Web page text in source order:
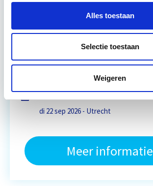
Alles toestaan
Selectie toestaan
Weigeren
Eerstvolgende startdatum
di 22 sep 2026 - Utrecht
Meer informatie